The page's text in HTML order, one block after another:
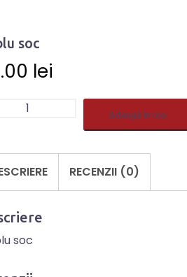
soc
lei
Adaugă în coș
RECENZII (0)
soc